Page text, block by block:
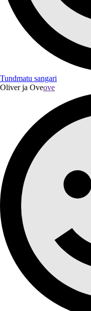
Tundmatu sangari
Oliver ja Oveove